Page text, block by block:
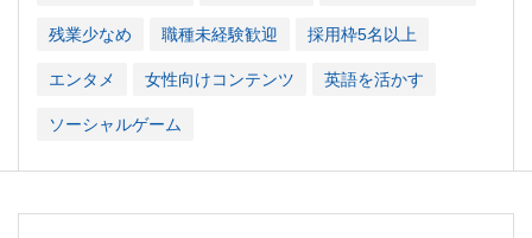
残業少なめ 職種未経験歓迎 採用枠5名以上
エンタメ 女性向けコンテンツ 英語を活かす
ソーシャルゲーム